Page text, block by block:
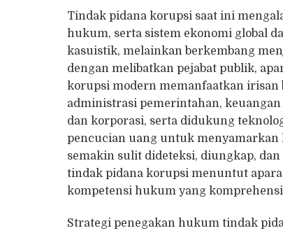
Tindak pidana korupsi saat ini
hukum, serta sistem ekonomi global
kasuistik, melainkan berkembang
dengan melibatkan pejabat publik,
korupsi modern memanfaatkan
administrasi pemerintahan,
dan korporasi, serta didukung
pencucian uang untuk menyamarkan
semakin sulit dideteksi, diungkap,
tindak pidana korupsi menuntut
kompetensi hukum yang
Strategi penegakan hukum tindak